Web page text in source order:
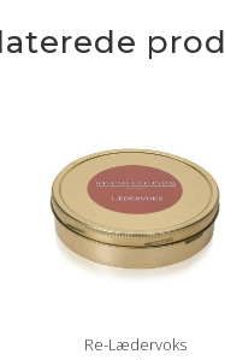
Re-Lædervoks